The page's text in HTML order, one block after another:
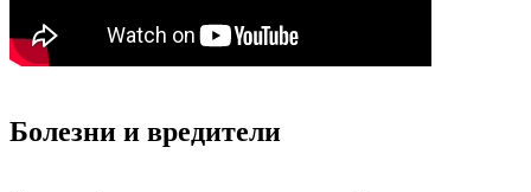
Болезни и вредители